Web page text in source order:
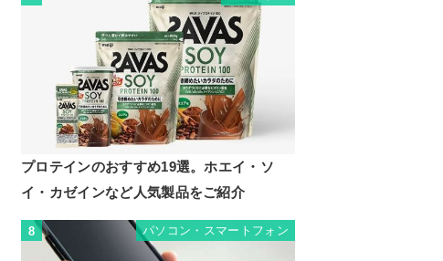
プロテインのおすすめ19選。ホエイ・ソ
イ・カゼインなど人気製品をご紹介
8 パソコン・スマートフォン